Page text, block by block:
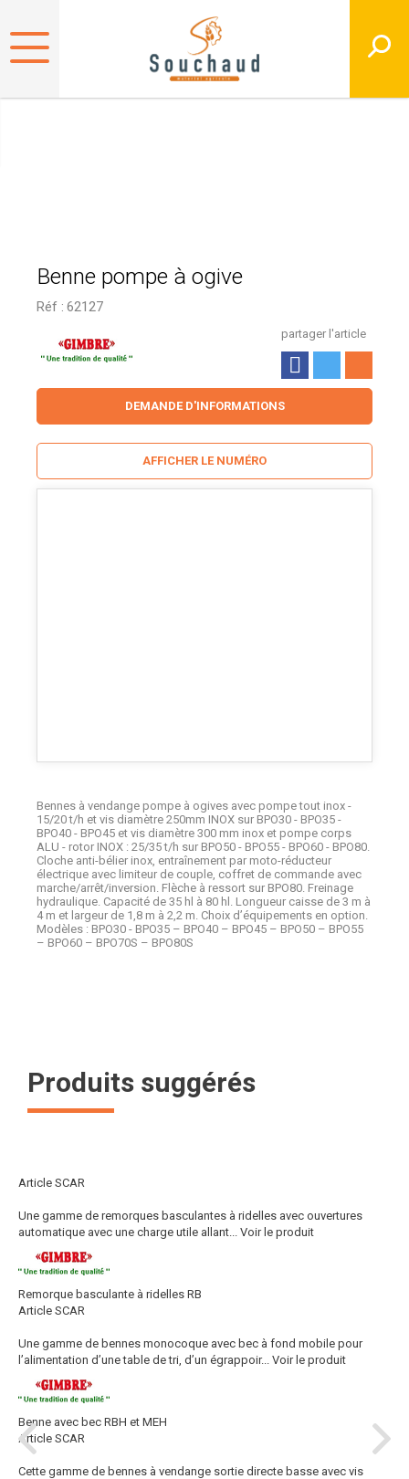
Benne pompe à ogive
Réf : 62127
partager l'article
Bennes à vendange pompe à ogives avec pompe tout inox -
15/20 t/h et vis diamètre 250mm INOX sur BPO30 - BPO35 -
BPO40 - BPO45 et vis diamètre 300 mm inox et pompe corps
ALU - rotor INOX : 25/35 t/h sur BPO50 - BPO55 - BPO60 - BPO80.
Cloche anti-bélier inox, entraînement par moto-réducteur
électrique avec limiteur de couple, coffret de commande avec
marche/arrêt/inversion. Flèche à ressort sur BPO80. Freinage
hydraulique. Capacité de 35 hl à 80 hl. Longueur caisse de 3 m à
4 m et largeur de 1,8 m à 2,2 m. Choix d’équipements en option.
Modèles : BPO30 - BPO35 – BPO40 – BPO45 – BPO50 – BPO55
– BPO60 – BPO70S – BPO80S
DEMANDE D'INFORMATIONS
AFFICHER LE NUMÉRO
Produits suggérés
Article SCAR
Une gamme de remorques basculantes à ridelles avec ouvertures
automatique avec une charge utile allant...
Voir le produit
Remorque basculante à ridelles RB
Article SCAR
Une gamme de bennes monocoque avec bec à fond mobile pour
l’alimentation d’une table de tri, d’un égrappoir...
Voir le produit
Benne avec bec RBH et MEH
Article SCAR
Cette gamme de bennes à vendange sortie directe basse avec vis